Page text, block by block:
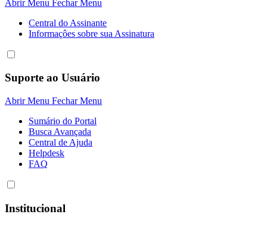
Abrir Menu Fechar Menu
Central do Assinante
Informaçôes sobre sua Assinatura
Suporte ao Usuário
Abrir Menu Fechar Menu
Sumário do Portal
Busca Avançada
Central de Ajuda
Helpdesk
FAQ
Institucional